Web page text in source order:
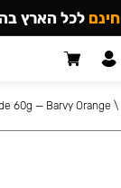
\
60g — Barvy Orange
חינם לכל הארץ